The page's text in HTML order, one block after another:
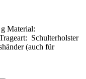
Material:
Schulterholster
(auch für